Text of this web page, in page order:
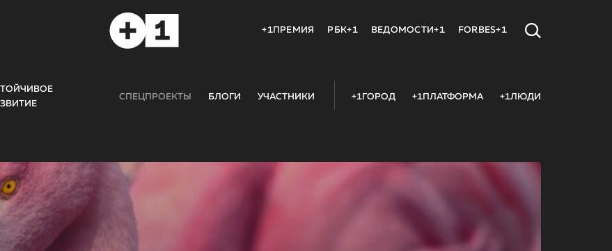
+1ПРЕМИЯ РБК+1 ВЕДОМОСТИ+1 FORBES+1
СПЕЦПРОЕКТЫ БЛОГИ УЧАСТНИКИ +1ГОРОД +1ПЛАТФОРМА +1ЛЮДИ